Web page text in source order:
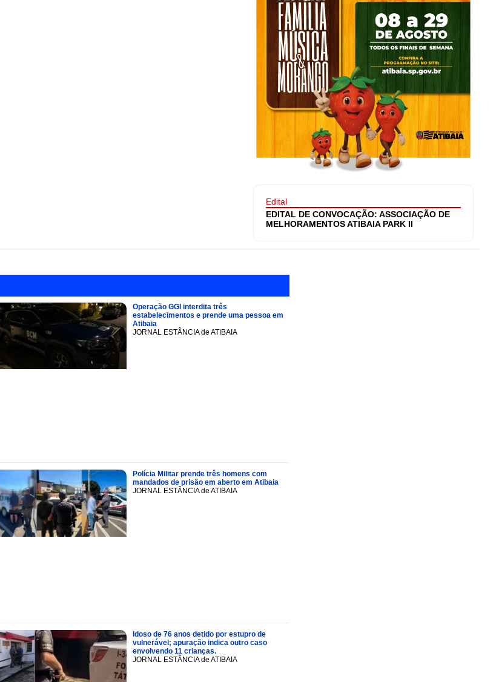
Edital
EDITAL DE CONVOCAÇÃO: ASSOCIAÇÃO DE
MELHORAMENTOS ATIBAIA PARK II
Operação GGI interdita três
estabelecimentos e prende uma pessoa em
Atibaia
JORNAL ESTÂNCIA de ATIBAIA
Polícia Militar prende três homens com
mandados de prisão em aberto em Atibaia
JORNAL ESTÂNCIA de ATIBAIA
Idoso de 76 anos detido por estupro de
vulnerável; apuração indica outro caso
envolvendo 11 crianças.
JORNAL ESTÂNCIA de ATIBAIA